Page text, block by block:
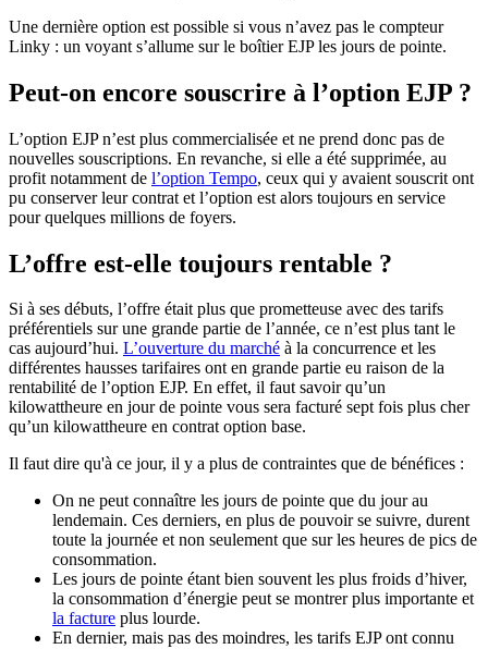
Une dernière option est possible si vous n’avez pas le compteur
Linky : un voyant s’allume sur le boîtier EJP les jours de pointe.
Peut-on encore souscrire à l’option EJP ?
L’option EJP n’est plus commercialisée et ne prend donc pas de
nouvelles souscriptions. En revanche, si elle a été supprimée, au
profit notamment de l’option Tempo, ceux qui y avaient souscrit ont
pu conserver leur contrat et l’option est alors toujours en service
pour quelques millions de foyers.
L’offre est-elle toujours rentable ?
Si à ses débuts, l’offre était plus que prometteuse avec des tarifs
préférentiels sur une grande partie de l’année, ce n’est plus tant le
cas aujourd’hui. L’ouverture du marché à la concurrence et les
différentes hausses tarifaires ont en grande partie eu raison de la
rentabilité de l’option EJP. En effet, il faut savoir qu’un
kilowattheure en jour de pointe vous sera facturé sept fois plus cher
qu’un kilowattheure en contrat option base.
Il faut dire qu'à ce jour, il y a plus de contraintes que de bénéfices :
On ne peut connaître les jours de pointe que du jour au
lendemain. Ces derniers, en plus de pouvoir se suivre, durent
toute la journée et non seulement que sur les heures de pics de
consommation.
Les jours de pointe étant bien souvent les plus froids d’hiver,
la consommation d’énergie peut se montrer plus importante et
la facture plus lourde.
En dernier, mais pas des moindres, les tarifs EJP ont connu